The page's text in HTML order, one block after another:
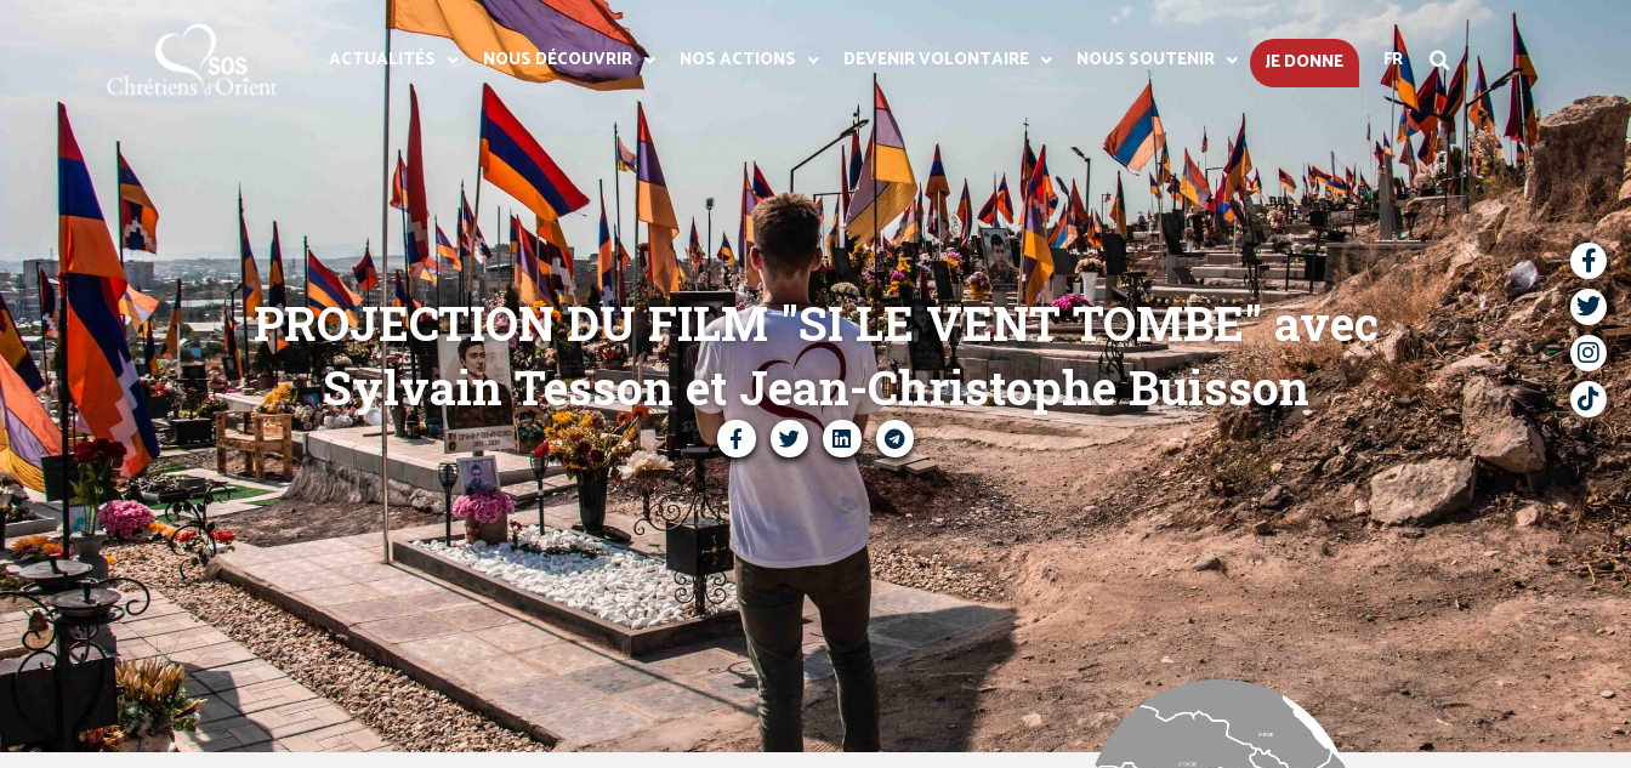
ACTUALITÉS NOUS DÉCOUVRIR NOS ACTIONS DEVENIR VOLONTAIRE NOUS SOUTENIR JE DONNE FR
PROJECTION DU FILM "SI LE VENT TOMBE" avec
Sylvain Tesson et Jean-Christophe Buisson